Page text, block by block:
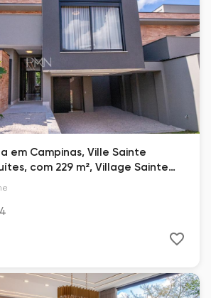
em Campinas, Ville Sainte
com 229 m², Village Sainte
4